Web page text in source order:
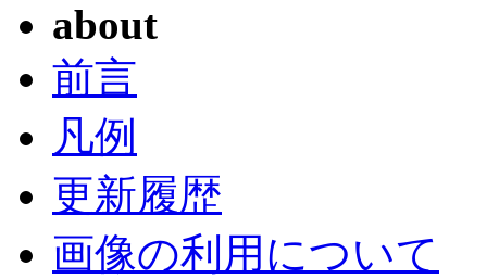
about
前言
凡例
更新履歴
画像の利用について